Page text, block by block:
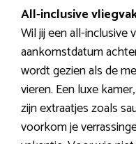
All-inclusive
Wil jij een all-inclusive
aankomstdatum
wordt gezien als de
vieren. Een luxe
zijn extraatjes zoals
voorkom je